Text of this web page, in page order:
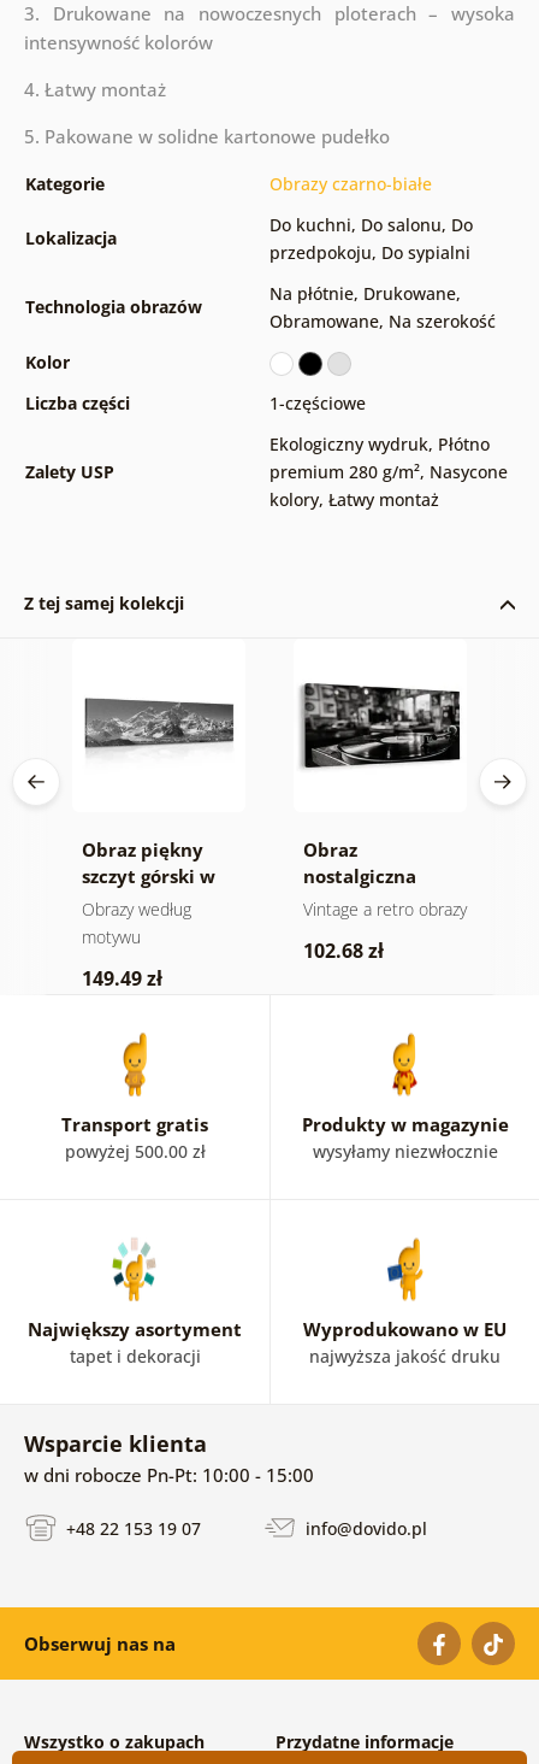
3. Drukowane na nowoczesnych ploterach – wysoka
intensywność kolorów
4. Łatwy montaż
5. Pakowane w solidne kartonowe pudełko
Kategorie Obrazy czarno-białe
Lokalizacja
Do kuchni, Do salonu, Do
przedpokoju, Do sypialni
Technologia obrazów
Na płótnie, Drukowane,
Obramowane, Na szerokość
Kolor
Liczba części
1-częściowe
Zalety USP
Ekologiczny wydruk, Płótno
premium 280 g/m², Nasycone
kolory, Łatwy montaż
Z tej samej kolekcji
Obraz piękny
szczyt górski w
wersji czarno-
białej
Obrazy według
motywu
149.49 zł
Obraz
nostalgiczna
muzyczna
Vintage a retro obrazy
102.68 zł
Transport gratis
powyżej 500.00 zł
Produkty w magazynie
wysyłamy niezwłocznie
Największy asortyment
tapet i dekoracji
Wyprodukowano w EU
najwyższa jakość druku
Wsparcie klienta
w dni robocze Pn-Pt: 10:00 - 15:00
+48 22 153 19 07 info@dovido.pl
Obserwuj nas na
Wszystko o zakupach Przydatne informacje